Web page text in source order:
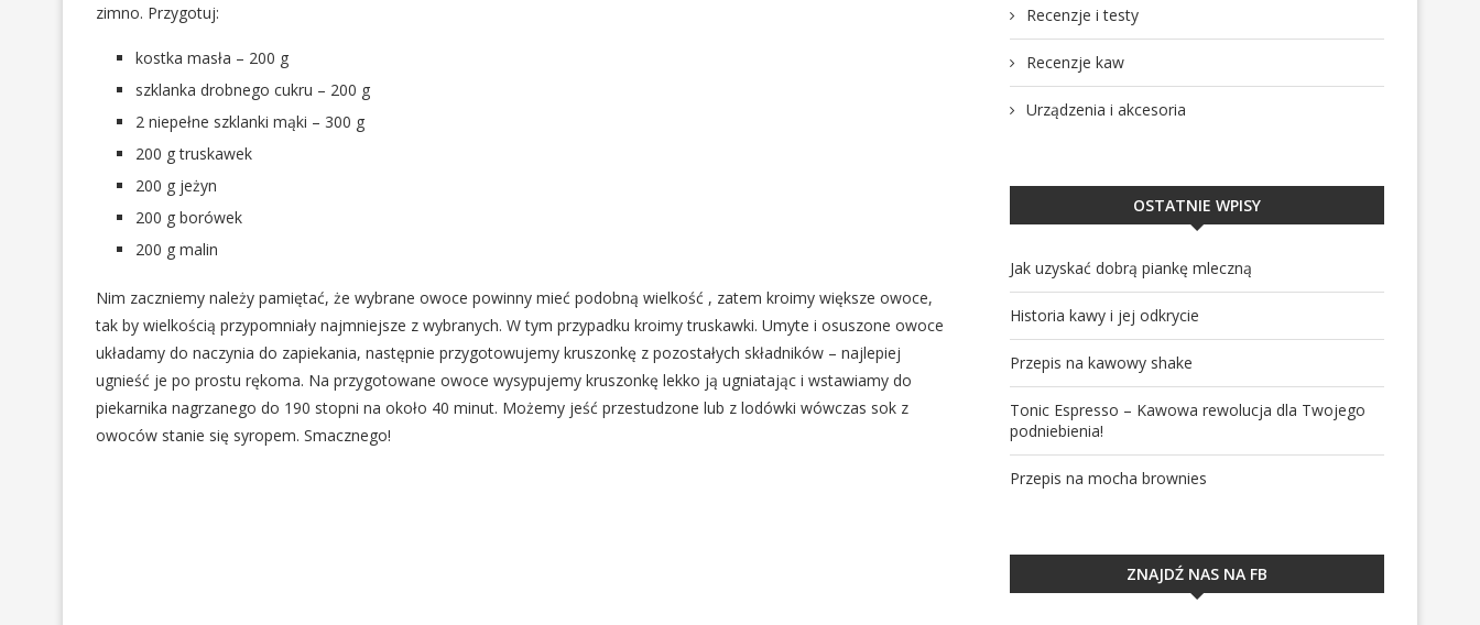
zimno. Przygotuj:
kostka masła – 200 g
szklanka drobnego cukru – 200 g
2 niepełne szklanki mąki – 300 g
200 g truskawek
200 g jeżyn
200 g borówek
200 g malin
Nim zaczniemy należy pamiętać, że wybrane owoce powinny mieć podobną wielkość , zatem kroimy większe owoce,
tak by wielkością przypomniały najmniejsze z wybranych. W tym przypadku kroimy truskawki. Umyte i osuszone owoce
układamy do naczynia do zapiekania, następnie przygotowujemy kruszonkę z pozostałych składników – najlepiej
ugnieść je po prostu rękoma. Na przygotowane owoce wysypujemy kruszonkę lekko ją ugniatając i wstawiamy do
piekarnika nagrzanego do 190 stopni na około 40 minut. Możemy jeść przestudzone lub z lodówki wówczas sok z
owoców stanie się syropem. Smacznego!
Recenzje i testy
Recenzje kaw
Urządzenia i akcesoria
OSTATNIE WPISY
Jak uzyskać dobrą piankę mleczną
Historia kawy i jej odkrycie
Przepis na kawowy shake
Tonic Espresso – Kawowa rewolucja dla Twojego
podniebienia!
Przepis na mocha brownies
ZNAJDŹ NAS NA FB